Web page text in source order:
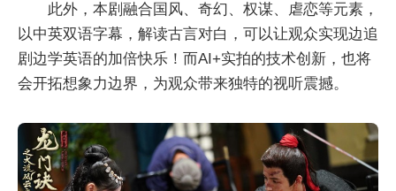
此外，本剧融合国风、奇幻、权谋、虐恋等元素，
以中英双语字幕，解读古言对白，可以让观众实现边追
剧边学英语的加倍快乐！而AI+实拍的技术创新，也将
会开拓想象力边界，为观众带来独特的视听震撼。